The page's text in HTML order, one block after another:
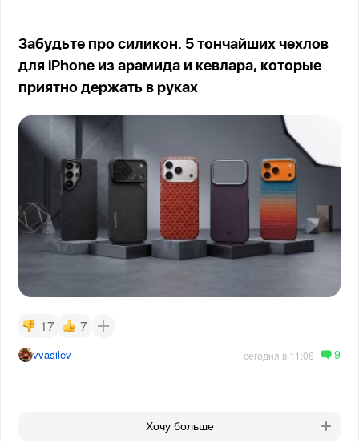
Забудьте про силикон. 5 тончайших чехлов
для iPhone из арамида и кевлара, которые
приятно держать в руках
17 7
vvasilev сегодня в 11:06 9
Хочу больше